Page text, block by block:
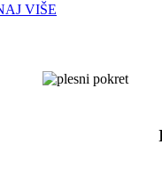
VIŠE